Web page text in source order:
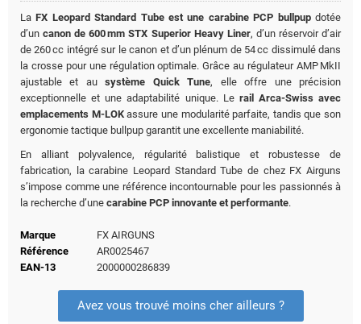
LaFX Leopard Standard Tube est une carabine PCP bullpupdotée
d’uncanon de 600 mm STX Superior Heavy Liner, d’un réservoir d’air
de 260 cc intégré sur le canon et d’un plénum de 54 cc dissimulé dans
la crosse pour une régulation optimale. Grâce au régulateur AMP MkII
ajustable et ausystème Quick Tune, elle offre une précision
exceptionnelle et une adaptabilité unique. Lerail Arca‑Swiss avec
emplacements M‑LOKassure une modularité parfaite, tandis que son
ergonomie tactique bullpup garantit une excellente maniabilité.
En alliant polyvalence, régularité balistique et robustesse de
fabrication, la carabine Leopard Standard Tube de chez FX Airguns
s’impose comme une référence incontournable pour les passionnés à
la recherche d’une carabine PCP innovante et performante.
Marque
FX AIRGUNS
Référence
AR0025467
EAN-13
2000000286839
Avez vous trouvé moins cher ailleurs ?